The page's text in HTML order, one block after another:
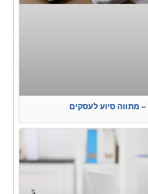
מתווה סיוע לעסקים